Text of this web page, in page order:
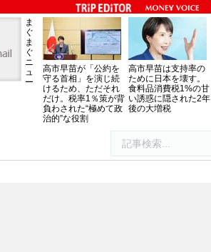
ま
ぐ
ま
ぐ
ニ
ュ
ー
高市早苗が「公約を
守る首相」を演じ続
けるため、ただそれ
だけ。税率1％策が背
負わされた“極めて政
治的”な役割
高市早苗は支持率の
ために日本を壊す。
食料品消費税1%の甘
い誘惑に隠された2年
後の大増税